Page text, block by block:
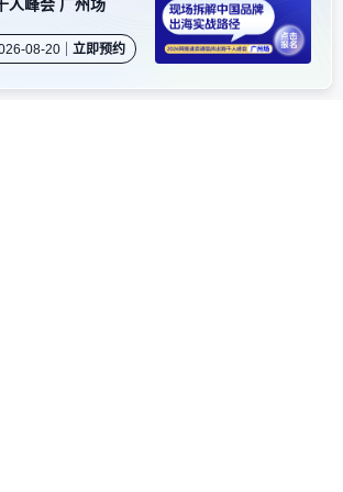
人峰会 广州场
08-20 立即预约